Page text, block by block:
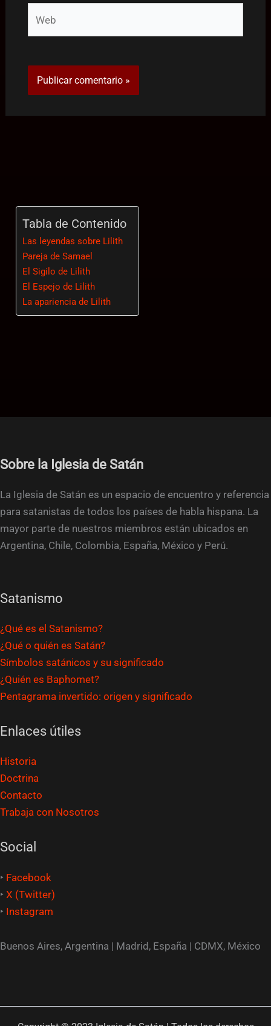
Tabla de Contenido
Las leyendas sobre Lilith
Pareja de Samael
El Sigilo de Lilith
El Espejo de Lilith
La apariencia de Lilith
Sobre la Iglesia de Satán
La Iglesia de Satán es un espacio de encuentro y referencia
para satanistas de todos los países de habla hispana. La
mayor parte de nuestros miembros están ubicados en
Argentina, Chile, Colombia, España, México y Perú.
Satanismo
¿Qué es el Satanismo?
¿Qué o quién es Satán?
Símbolos satánicos y su significado
¿Quién es Baphomet?
Pentagrama invertido: origen y significado
Enlaces útiles
Historia
Doctrina
Contacto
Trabaja con Nosotros
Social
‣ Facebook
‣ X (Twitter)
‣ Instagram
Buenos Aires, Argentina | Madrid, España | CDMX, México